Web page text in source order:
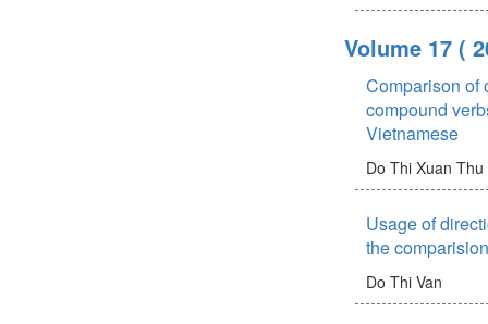
Volume 17 (
Comparison of
compound
Vietnamese
Do Thi Xuan Thu
Usage of
the
Do Thi Van